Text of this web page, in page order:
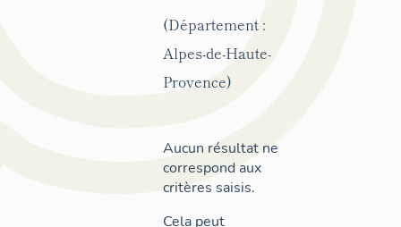
(Département :
Alpes-de-Haute-
Provence)
Aucun résultat ne
correspond aux
critères saisis.
Cela peut